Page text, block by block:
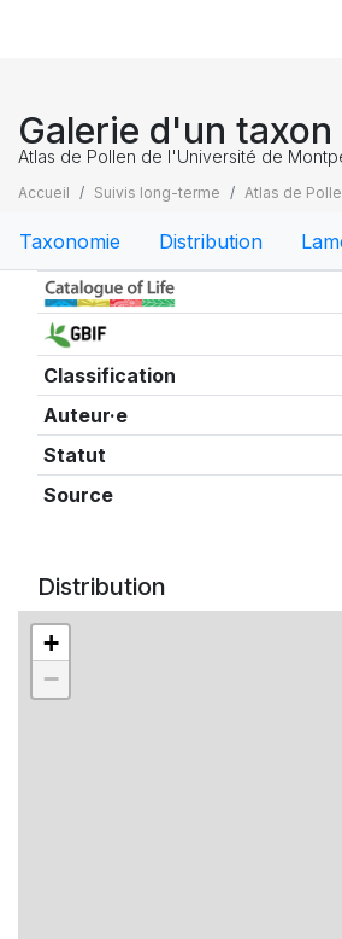
Galerie d'un taxon
Atlas de Pollen de l'Université de
Accueil Suivis long-terme Atlas de
Taxonomie Distribution
Taxonomie
Classification
Auteur·e
Statut
Source
Distribution
+
−